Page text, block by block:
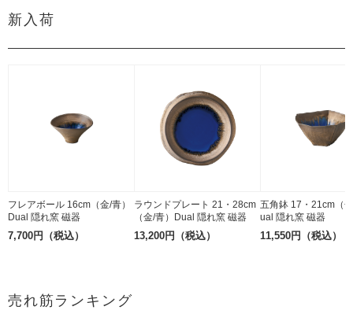
新入荷
フレアボール 16cm（金/青）
Dual 隠れ窯 磁器
7,700円（税込）
ラウンドプレート 21・28cm
（金/青）Dual 隠れ窯 磁器
13,200円（税込）
五角鉢 17・21cm（
ual 隠れ窯 磁器
11,550円（税込）
売れ筋ランキング